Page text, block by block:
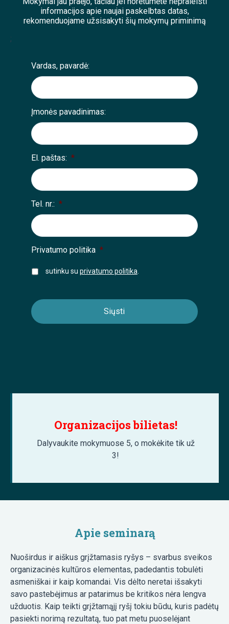
informacijos apie naujai paskelbtas datas,
rekomenduojame užsisakyti šių mokymų priminimą
;
Vardas, pavardė:
Įmonės pavadinimas:
El. paštas: *
Tel. nr.: *
Privatumo politika *
sutinku su privatumo politika
Organizacijos bilietas!
Dalyvaukite mokymuose 5, o mokėkite tik už
3!
Apie seminarą
Nuoširdus ir aiškus grįžtamasis ryšys – svarbus sveikos
organizacinės kultūros elementas, padedantis tobulėti
asmeniškai ir kaip komandai. Vis dėlto neretai išsakyti
savo pastebėjimus ar patarimus be kritikos nėra lengva
užduotis. Kaip teikti grįžtamąjį ryšį tokiu būdu, kuris padėtų
pasiekti norimą rezultatą, tuo pat metu puoselėjant